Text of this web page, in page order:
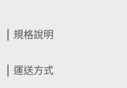
規格說明
運送方式